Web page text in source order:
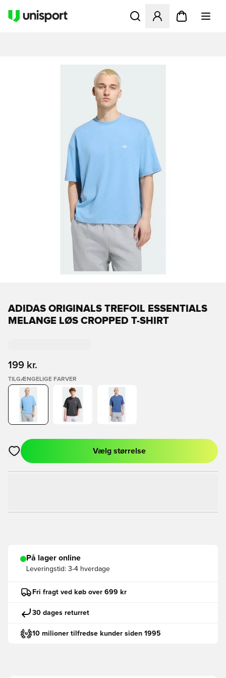
Åbner en Modal til at
ADIDAS ORIGINALS TREFOIL ESSENTIALS
MELANGE LØS CROPPED T-SHIRT
199 kr.
TILGÆNGELIGE FARVER
Åbner en Modal til at logge ind eller tilmelde dig som medlem
Vælg størrelse
På lager online
Leveringstid: 3-4 hverdage
Fri fragt ved køb over 699 kr
30 dages returret
10 milioner tilfredse kunder siden 1995